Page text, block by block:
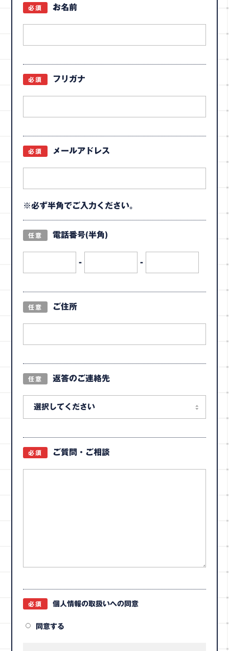
必須 お名前
必須 フリガナ
必須 メールアドレス
※必ず半角でご入力ください。
任意 電話番号(半角)
- -
任意 ご住所
任意 返答のご連絡先
必須 ご質問・ご相談
必須 個人情報の取扱いへの同意
同意する